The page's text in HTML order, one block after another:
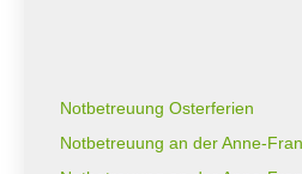
Notbetreuung Osterferien
Notbetreuung an der Anne-